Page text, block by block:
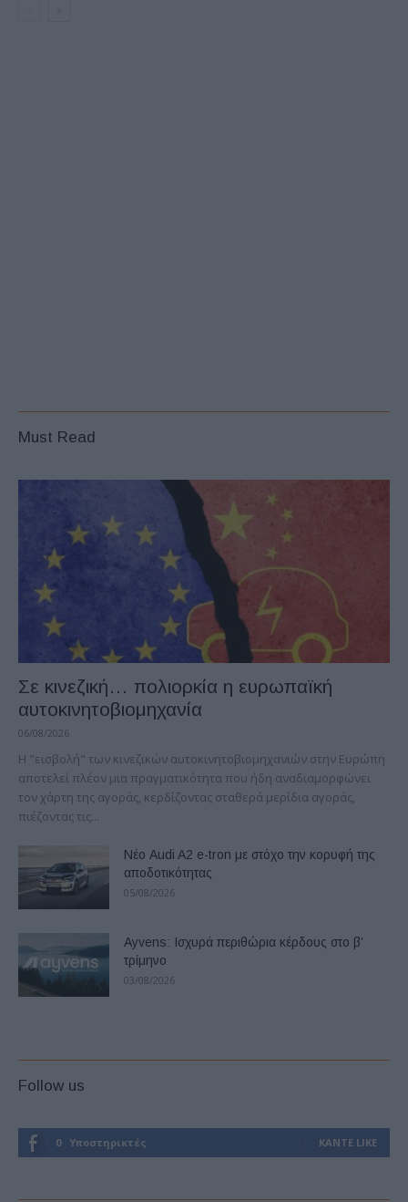
Must Read
Σε κινεζική… πολιορκία η ευρωπαϊκή
αυτοκινητοβιομηχανία
06/08/2026
Η "εισβολή" των κινεζικών αυτοκινητοβιομηχανιών στην Ευρώπη
αποτελεί πλέον μια πραγματικότητα που ήδη αναδιαμορφώνει
τον χάρτη της αγοράς, κερδίζοντας σταθερά μερίδια αγοράς,
πιέζοντας τις...
Νέο Audi A2 e-tron με στόχο την κορυφή της
αποδοτικότητας
05/08/2026
Ayvens: Iσχυρά περιθώρια κέρδους στο β’
τρίμηνο
03/08/2026
Follow us
0 Υποστηρικτές ΚΆΝΤΕ LIKE